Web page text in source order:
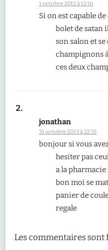
1 octobre 2012 à 12:16
Si on est capable
bolet de satan
son salon et
champignons
ces deux
jonathan
31 octobre 2013 à 22:35
bonjour si vous
hesiter pas
a la
bon moi se
panier de
regale
Les commentaires sont